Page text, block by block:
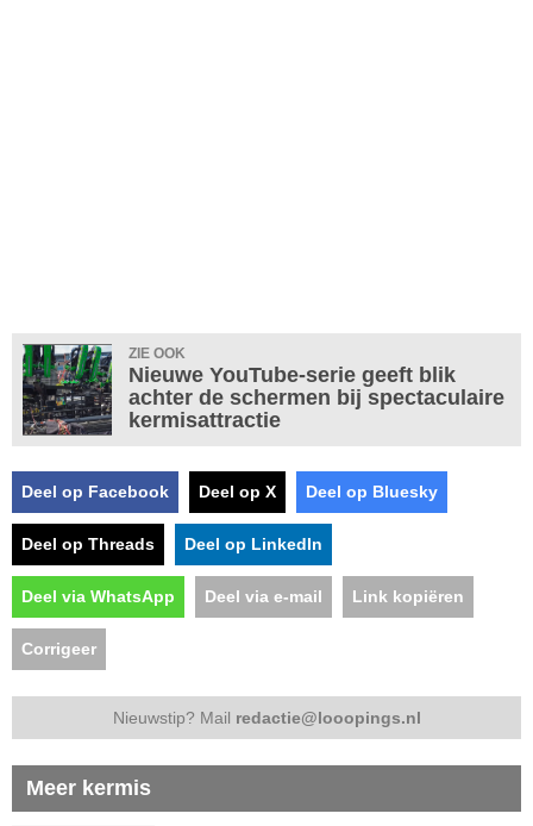
ZIE OOK
Nieuwe YouTube-serie geeft blik
achter de schermen bij spectaculaire
kermisattractie
Deel op Facebook Deel op X Deel op Bluesky
Deel op Threads Deel op LinkedIn
Deel via WhatsApp Deel via e-mail Link kopiëren
Corrigeer
Nieuwstip? Mail redactie@looopings.nl
Meer kermis